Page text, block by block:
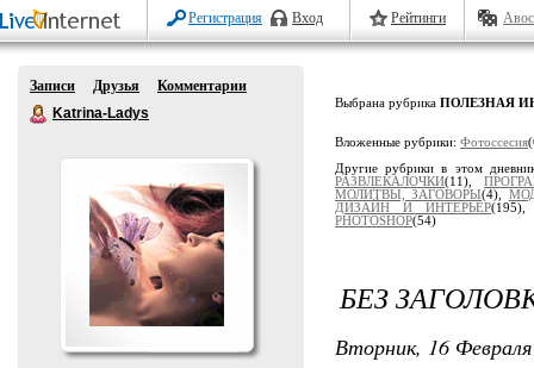
Регистрация Вход Рейтинги
Записи Друзья
Комментарии
Katrina-Ladys
Выбрана рубрика ПОЛЕЗНАЯ
Вложенные рубрики: Фотоссесия
Другие рубрики в этом
РАЗВЛЕКАЛОЧКИ(11),
МОЛИТВЫ, ЗАГОВОРЫ(4),
ДИЗАЙН И ИНТЕРЬЕР
PHOTOSHOP(54)
БЕЗ
Вторник, 16